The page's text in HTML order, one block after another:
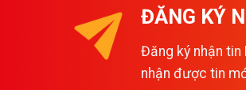
ĐĂNG KÝ
Đăng ký nhận tin
nhận được tin